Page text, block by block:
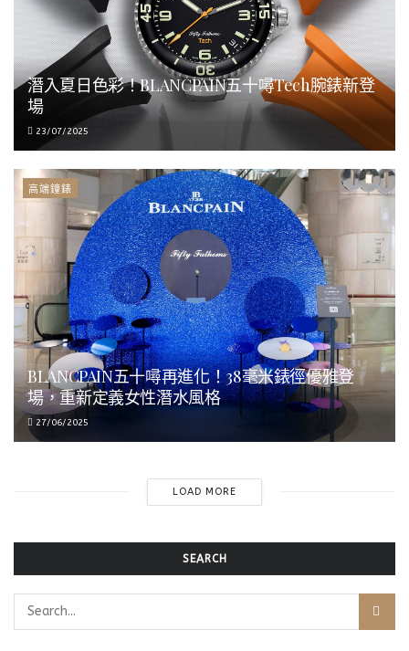
潛入夏日色彩！BLANCPAIN五十噚Tech腕錶新登
場
23/07/2025
高端鐘錶
BLANCPAIN五十噚再進化！38毫米錶徑優雅登
場，重新定義女性潛水風格
27/06/2025
LOAD MORE
SEARCH